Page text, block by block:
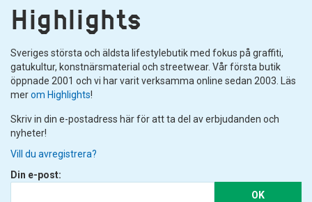
Highlights
Sveriges största och äldsta lifestylebutik med fokus på graffiti,
gatukultur, konstnärsmaterial och streetwear. Vår första butik
öppnade 2001 och vi har varit verksamma online sedan 2003. Läs
merom Highlights!
Skriv in din e-postadress här för att ta del av erbjudanden och
nyheter!
Vill du avregistrera?
Din e-post:
OK